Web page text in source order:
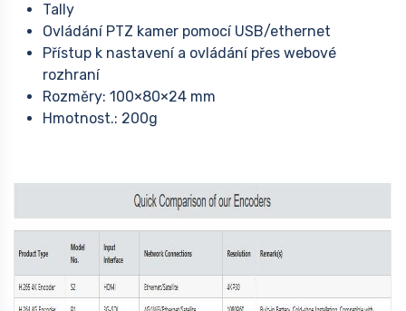
Tally
Ovládání PTZ kamer pomocí USB/ethernet
Přístup k nastavení a ovládání přes webové
rozhraní
Rozměry: 100×80×24 mm
Hmotnost.: 200g